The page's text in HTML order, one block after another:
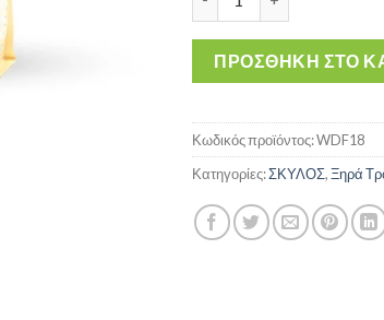
ΠΡΟΣΘΉΚΗ ΣΤΟ
Κωδικός προϊόντος:WDF18
Κατηγορίες:ΣΚΥΛΟΣ,Ξηρά